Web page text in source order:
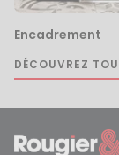
Encadrement
DÉCOUVREZ